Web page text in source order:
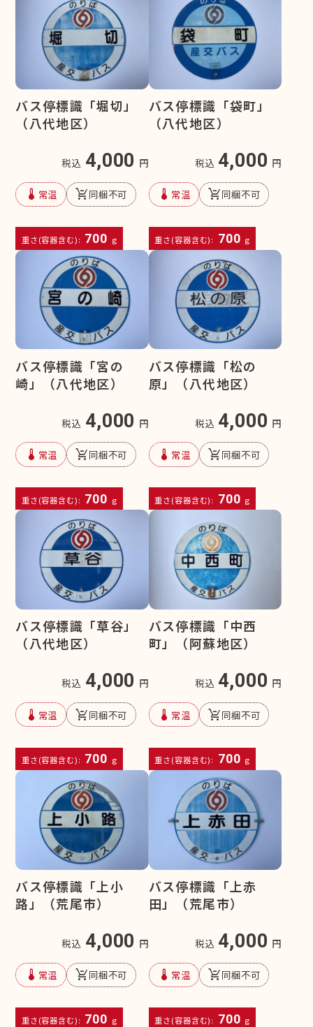
バス停標識「堀切」
（八代地区）
税込 4,000 円
device_thermostat 常温 remove_shopping_cart同梱不可
重さ(容器含む): 700 g
バス停標識「袋町」
（八代地区）
税込 4,000 円
device_thermostat 常温 remove_shopping_cart同梱不可
重さ(容器含む): 700 g
バス停標識「宮の
崎」（八代地区）
税込 4,000 円
device_thermostat 常温 remove_shopping_cart同梱不可
重さ(容器含む): 700 g
バス停標識「松の
原」（八代地区）
税込 4,000 円
device_thermostat 常温 remove_shopping_cart同梱不可
重さ(容器含む): 700 g
バス停標識「草谷」
（八代地区）
税込 4,000 円
device_thermostat 常温 remove_shopping_cart同梱不可
重さ(容器含む): 700 g
バス停標識「中西
町」（阿蘇地区）
税込 4,000 円
device_thermostat 常温 remove_shopping_cart同梱不可
重さ(容器含む): 700 g
バス停標識「上小
路」（荒尾市）
税込 4,000 円
device_thermostat 常温 remove_shopping_cart同梱不可
重さ(容器含む): 700 g
バス停標識「上赤
田」（荒尾市）
税込 4,000 円
device_thermostat 常温 remove_shopping_cart同梱不可
重さ(容器含む): 700 g